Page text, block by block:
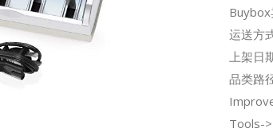
Buybox
运送方
上架日
品类路
Tools-